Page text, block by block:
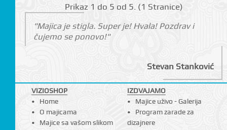
Prikаz 1 do 5 оd 5. (1 Strаnicе)
"Majica je stigla. Super je! Hvala! Pozdrav i
čujemo se ponovo!"
Stevan Stanković
VIZIOSHOP
Home
O majicama
Majice sa vašom slikom
IZDVAJAMO
Majice uživo - Galerija
Program zarade za
dizajnere